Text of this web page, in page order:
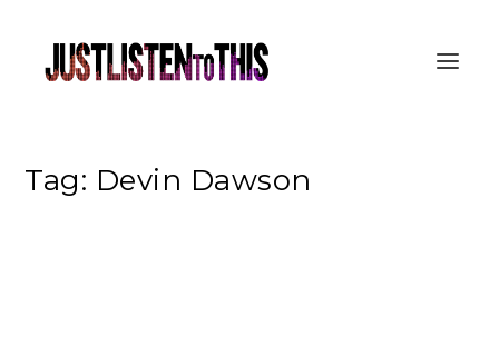
Tag: Devin Dawson